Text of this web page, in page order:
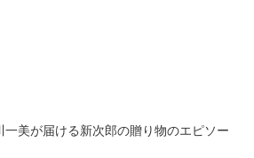
一美が届ける新次郎の贈り物のエピソー